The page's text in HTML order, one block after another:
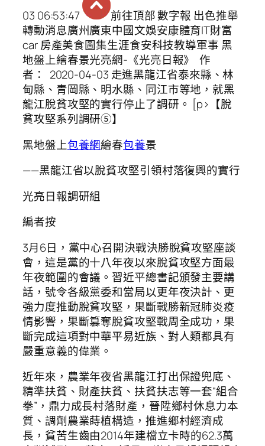
03 06:53:47
前往頂部 數字報 出色推舉
轉動消息廣州廣東中國文娛安康體育IT財富
car 房產美食圖集生涯食安科技教導軍事 黑
地盤上繪春景光亮網-《光亮日報》 作
者： 2020-04-03 走進黑龍江省泰來縣、林
甸縣、青岡縣、明水縣、同江市等地，就黑
龍江脫貧攻堅的實行停止了調研。 [p>【脫
貧攻堅系列調研⑤】
黑地盤上包養網繪春包養景
——黑龍江省以脫貧攻堅引領村落復興的實行
光亮日報調研組
編者按
3月6日，黨中心召開決戰決勝脫貧攻堅座談
會，這是黨的十八年夜以來脫貧攻堅方面最
年夜範圍的會議。習近平總書記頒發主要講
話，號令各級黨委和當局以更年夜決計、更
強力度推動脫貧攻堅，果斷戰勝新冠肺炎疫
情影響，果斷篡奪脫貧攻堅戰周全成功，果
斷完成這項對中華平易近族、對人類都具有
嚴重意義的偉業。
近年來，農業年夜省黑龍江打出保證兜底、
精準扶貧、財產扶貧、扶貧扶志等一套“組合
拳”，鼎力成長村落財產，晉陞鄉村休息力本
質、調劑農業蒔植構造，推進鄉村經濟成
長，貧苦生齒由2014年建檔立卡時的62.3萬